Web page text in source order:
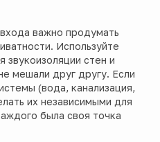
важно продумать
Используйте
стен и
мешали друг другу. Если
(вода, канализация,
их независимыми для
была своя точка